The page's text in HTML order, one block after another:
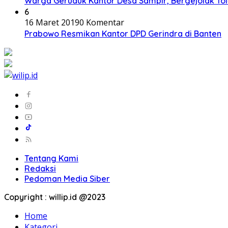
6
16 Maret 20190 Komentar
Prabowo Resmikan Kantor DPD Gerindra di Banten
Tentang Kami
Redaksi
Pedoman Media Siber
Copyright : willip.id @2023
Home